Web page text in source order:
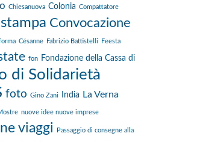
Chiesanuova Colonia Compattatore
Convocazione
Césanne Fabrizio Battistelli Feesta
fon Fondazione della Cassa di
di Solidarietà
foto Gino Zani India La Verna
nuove idee nuove imprese
viaggi Passaggio di consegne alla